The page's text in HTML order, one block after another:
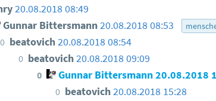
20.08.2018 08:49
Gunnar Bittersmann20.08.2018 08:53
0 beatovich20.08.2018 08:54
0 beatovich20.08.2018 09:09
0 Gunnar Bittersmann 20.08.2018
0 beatovich20.08.2018 15:28